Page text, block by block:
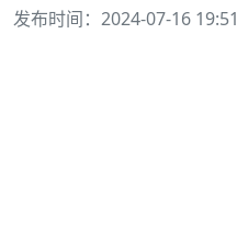
发布时间：2024-07-16 19:51